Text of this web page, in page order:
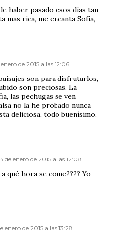
haber pasado esos días tan
mas rica, me encanta Sofía,
de 2015 a las 12:06
son para disfrutarlos,
son preciosas. La
las pechugas se ven
no la he probado nunca
deliciosa, todo buenísimo.
de enero de 2015 a las 12:08
qué hora se come???? Yo
enero de 2015 a las 13:28